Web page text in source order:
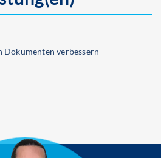
Dokumenten verbessern